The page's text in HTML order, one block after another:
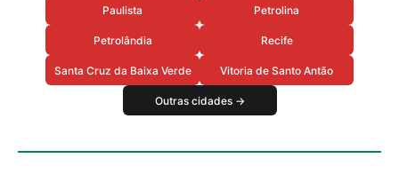
Paulista Petrolina
Petrolândia Recife
Santa Cruz da Baixa Verde Vitoria de Santo Antão
Outras cidades →